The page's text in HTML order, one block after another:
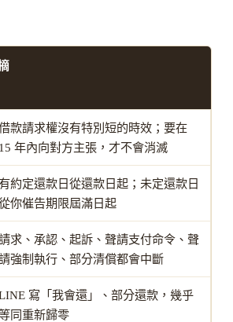
款請求權沒有特別短的時效；要在
15 年內向對方主張，才不會消滅
約定還款日從還款日起；未定還款日
你催告期限屆滿日起
求、承認、起訴、聲請支付命令、聲
強制執行、部分清償都會中斷
寫「我會還」、部分還款，幾乎
同重新歸零